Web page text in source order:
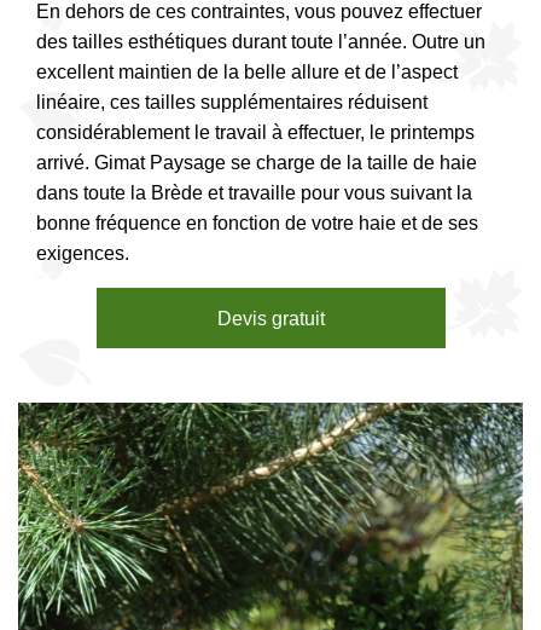
En dehors de ces contraintes, vous pouvez effectuer
des tailles esthétiques durant toute l’année. Outre un
excellent maintien de la belle allure et de l’aspect
linéaire, ces tailles supplémentaires réduisent
considérablement le travail à effectuer, le printemps
arrivé. Gimat Paysage se charge de la taille de haie
dans toute la Brède et travaille pour vous suivant la
bonne fréquence en fonction de votre haie et de ses
exigences.
Devis gratuit